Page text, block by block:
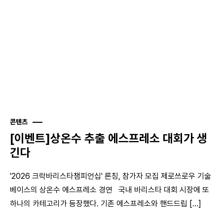
콘텐츠
[이벤트]상온수 추출 에스프레소 대회가 생
긴다
'2026 크락바리스타챔피언십' 론칭, 참가자 모집 제로쓰로우 기술
베이스의 상온수 에스프레소 경연 국내 바리스타 대회 시장에 또
하나의 카테고리가 등장했다. 기존 에스프레소와 핸드드립 [...]